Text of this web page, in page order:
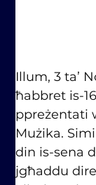
Illum, 3 ta’
ħabbret is-
ppreżentati
Mużika.
din is-sena
jgħaddu